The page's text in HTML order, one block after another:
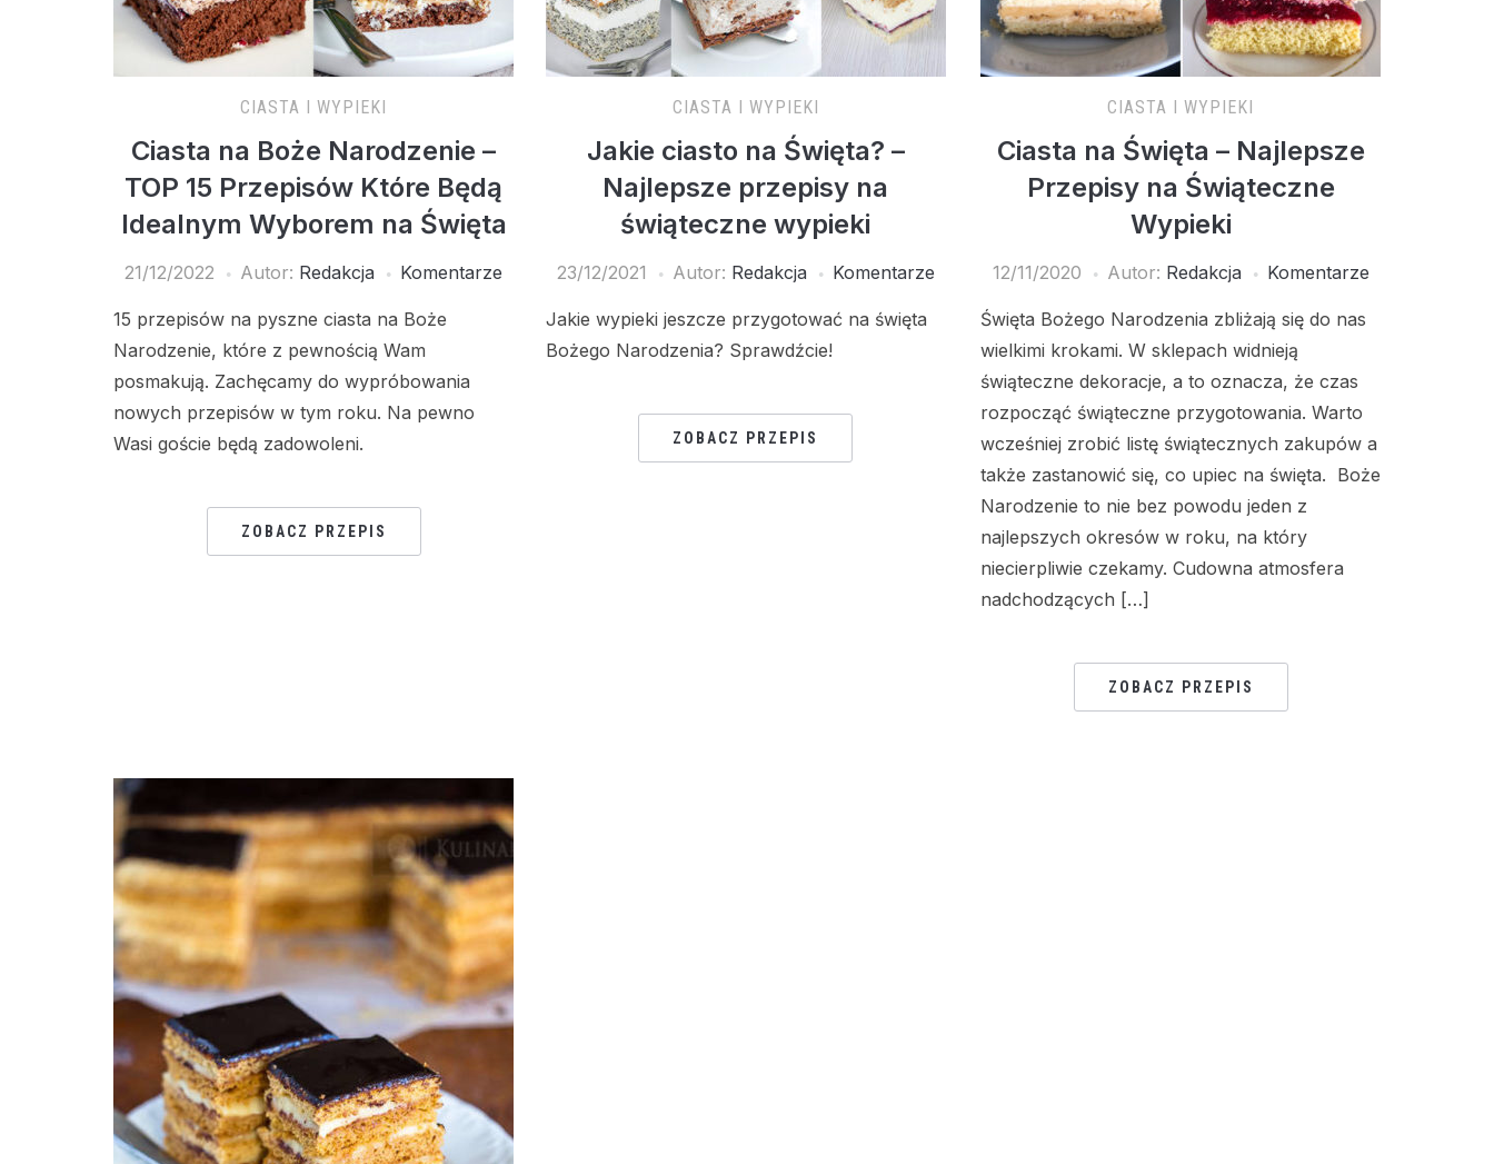
CIASTA I WYPIEKI
Ciasta na Boże Narodzenie –
TOP 15 Przepisów Które Będą
Idealnym Wyborem na Święta
21/12/2022 Autor: Redakcja Komentarze
15 przepisów na pyszne ciasta na Boże
Narodzenie, które z pewnością Wam
posmakują. Zachęcamy do wypróbowania
nowych przepisów w tym roku. Na pewno
Wasi goście będą zadowoleni.
ZOBACZ PRZEPIS
CIASTA I WYPIEKI
Jakie ciasto na Święta? –
Najlepsze przepisy na
świąteczne wypieki
23/12/2021 Autor: Redakcja Komentarze
Jakie wypieki jeszcze przygotować na święta
Bożego Narodzenia? Sprawdźcie!
ZOBACZ PRZEPIS
CIASTA I WYPIEKI
Ciasta na Święta – Najlepsze
Przepisy na Świąteczne
Wypieki
12/11/2020 Autor: Redakcja Komentarze
Święta Bożego Narodzenia zbliżają się do nas
wielkimi krokami. W sklepach widnieją
świąteczne dekoracje, a to oznacza, że czas
rozpocząć świąteczne przygotowania. Warto
wcześniej zrobić listę świątecznych zakupów a
także zastanowić się, co upiec na święta. Boże
Narodzenie to nie bez powodu jeden z
najlepszych okresów w roku, na który
niecierpliwie czekamy. Cudowna atmosfera
nadchodzących […]
ZOBACZ PRZEPIS